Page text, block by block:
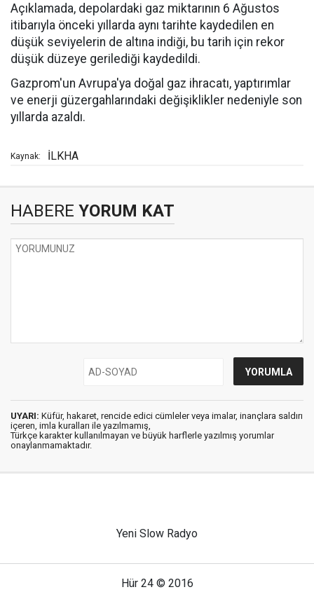
Açıklamada, depolardaki gaz miktarının 6 Ağustos
itibarıyla önceki yıllarda aynı tarihte kaydedilen en
düşük seviyelerin de altına indiği, bu tarih için rekor
düşük düzeye gerilediği kaydedildi.
Gazprom'un Avrupa'ya doğal gaz ihracatı, yaptırımlar
ve enerji güzergahlarındaki değişiklikler nedeniyle son
yıllarda azaldı.
Kaynak: İLKHA
HABERE YORUM KAT
UYARI: Küfür, hakaret, rencide edici cümleler veya imalar, inançlara saldırı
içeren, imla kuralları ile yazılmamış,
Türkçe karakter kullanılmayan ve büyük harflerle yazılmış yorumlar
onaylanmamaktadır.
Yeni Slow Radyo
Hür 24 © 2016